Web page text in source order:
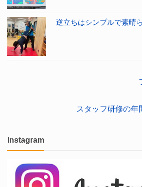
逆立ちはシンプルで素晴
スタッフ研修の年
Instagram